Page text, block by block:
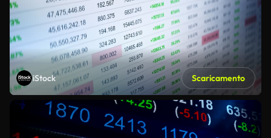
iStock Scaricamento